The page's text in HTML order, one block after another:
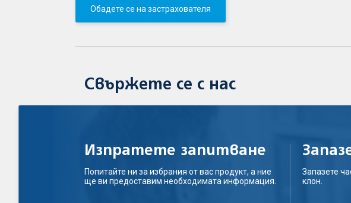
Обадете се на застрахователя
Свържете се с нас
Изпратете запитване
Попитайте ни за избрания от вас продукт, а ние
ще ви предоставим необходимата информация.
Запазете
клон.